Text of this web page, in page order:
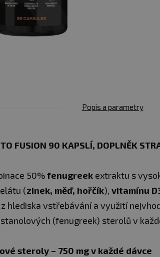
Popis a parametry
FUSION 90 KAPSLÍ, DOPLNĚK
50%fenugreek extraktu s
(zinek, měď, hořčík), vitamínu
hlediska vstřebávání a využití
(fenugreek) sterolů v
steroly – 750 mg v každé dávce